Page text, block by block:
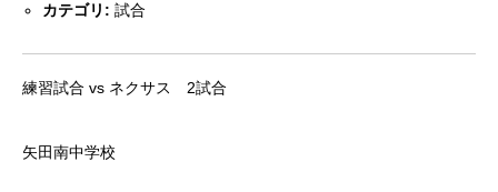
カテゴリ: 試合
練習試合 vs ネクサス 2試合
矢田南中学校